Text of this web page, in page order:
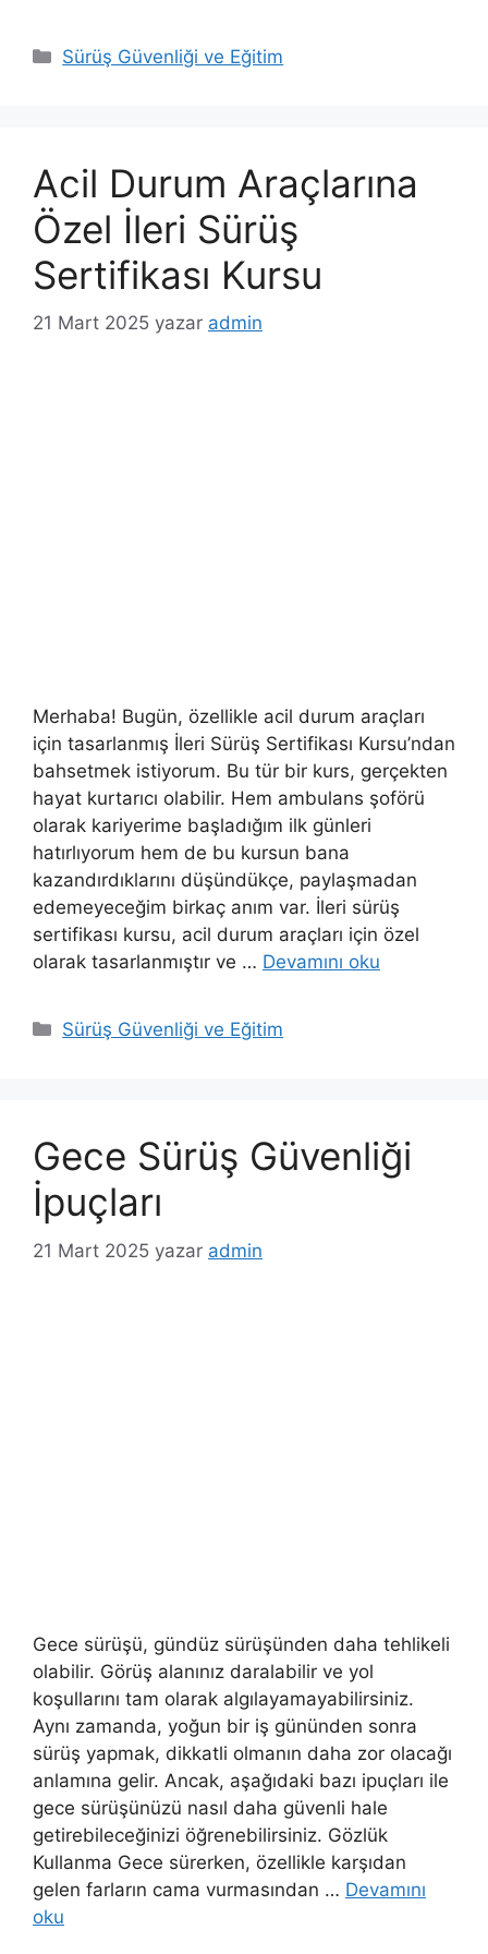
K
o
i
l
e
r
Sürüş Güvenliği ve Eğitim
Acil Durum Araçlarına
Özel İleri Sürüş
Sertifikası Kursu
21 Mart 2025 yazar admin
Merhaba! Bugün, özellikle acil durum araçları
için tasarlanmış İleri Sürüş Sertifikası Kursu’ndan
bahsetmek istiyorum. Bu tür bir kurs, gerçekten
hayat kurtarıcı olabilir. Hem ambulans şoförü
olarak kariyerime başladığım ilk günleri
hatırlıyorum hem de bu kursun bana
kazandırdıklarını düşündükçe, paylaşmadan
edemeyeceğim birkaç anım var. İleri sürüş
sertifikası kursu, acil durum araçları için özel
olarak tasarlanmıştır ve … Devamını oku
K
o
i
l
Sürüş Güvenliği ve Eğitim
Gece Sürüş Güvenliği
İpuçları
21 Mart 2025 yazar admin
Gece sürüşü, gündüz sürüşünden daha tehlikeli
olabilir. Görüş alanınız daralabilir ve yol
koşullarını tam olarak algılayamayabilirsiniz.
Aynı zamanda, yoğun bir iş gününden sonra
sürüş yapmak, dikkatli olmanın daha zor olacağı
anlamına gelir. Ancak, aşağıdaki bazı ipuçları ile
gece sürüşünüzü nasıl daha güvenli hale
getirebileceğinizi öğrenebilirsiniz. Gözlük
Kullanma Gece sürerken, özellikle karşıdan
gelen farların cama vurmasından … Devamını
oku